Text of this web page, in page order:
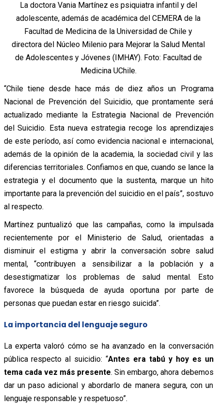
La doctora Vania Martínez es psiquiatra infantil y del
adolescente, además de académica del CEMERA de la
Facultad de Medicina de la Universidad de Chile y
directora del Núcleo Milenio para Mejorar la Salud Mental
de Adolescentes y Jóvenes (IMHAY). Foto: Facultad de
Medicina UChile.
“Chile tiene desde hace más de diez años un Programa
Nacional de Prevención del Suicidio, que prontamente será
actualizado mediante la Estrategia Nacional de Prevención
del Suicidio. Esta nueva estrategia recoge los aprendizajes
de este período, así como evidencia nacional e internacional,
además de la opinión de la academia, la sociedad civil y las
diferencias territoriales. Confiamos en que, cuando se lance la
estrategia y el documento que la sustenta, marque un hito
importante para la prevención del suicidio en el país”, sostuvo
al respecto.
Martínez puntualizó que las campañas, como la impulsada
recientemente por el Ministerio de Salud, orientadas a
disminuir el estigma y abrir la conversación sobre salud
mental, “contribuyen a sensibilizar a la población y a
desestigmatizar los problemas de salud mental. Esto
favorece la búsqueda de ayuda oportuna por parte de
personas que puedan estar en riesgo suicida”.
La importancia del lenguaje seguro
La experta valoró cómo se ha avanzado en la conversación
pública respecto al suicidio: “Antes era tabú y hoy es un
tema cada vez más presente. Sin embargo, ahora debemos
dar un paso adicional y abordarlo de manera segura, con un
lenguaje responsable y respetuoso”.